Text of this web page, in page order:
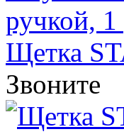
Щетка
Звоните